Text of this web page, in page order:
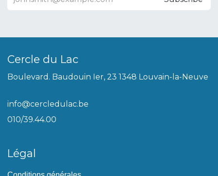
Cercle du Lac
Boulevard. Baudouin Ier, 23 1348 Louvain-la-Neuve
info@cercledulac.be
010/39.44.00
Légal